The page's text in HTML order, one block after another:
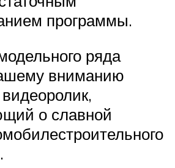
программы.
ряда
вниманию
о славной